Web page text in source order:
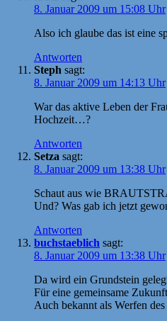
8. Januar 2009 um 15:08 Uhr
Also ich glaube das ist eine
Antworten
Steph sagt:
8. Januar 2009 um 14:13 Uhr
War das aktive Leben der
Hochzeit…?
Antworten
Setza sagt:
8. Januar 2009 um 13:38 Uhr
Schaut aus wie
Und? Was gab ich jetzt
Antworten
buchstaeblich sagt:
8. Januar 2009 um 13:38 Uhr
Da wird ein Grundstein
Für eine gemeinsame
Auch bekannt als Werfen